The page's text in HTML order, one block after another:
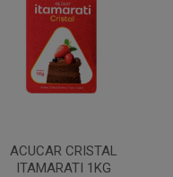
ACUCAR CRISTAL
ITAMARATI 1KG